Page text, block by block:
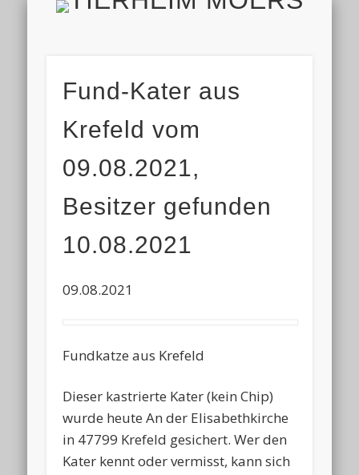
HOME
AKTUELL
ALLE TIERE
HELFEN
TIERHEIM & VEREIN
VIELEN DANK!
IMPRESSUM & DATENSCHUTZ
FINDEFIX
Fund-Kater aus
Krefeld vom
09.08.2021,
Besitzer gefunden
10.08.2021
09.08.2021
Fundkatze aus Krefeld
Dieser kastrierte Kater (kein Chip)
wurde heute An der Elisabethkirche
in 47799 Krefeld gesichert. Wer den
Kater kennt oder vermisst, kann sich